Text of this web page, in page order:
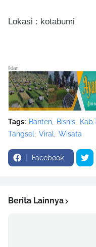
Lokasi : kotabumi
Iklan
Tags: Banten Bisnis
Tangsel
Viral Wisata
Facebook
Berita Lainnya